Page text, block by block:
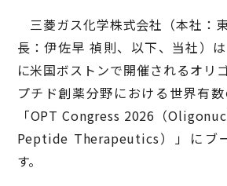
三菱ガス化学株式会社（本社：
長：伊佐早 禎則、以下、当社）
に米国ボストンで開催されるオリ
プチド創薬分野における世界有
「OPT Congress 2026（
Peptide Therapeutics）」にブ
す。